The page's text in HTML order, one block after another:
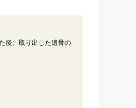
後、取り出した遺骨の